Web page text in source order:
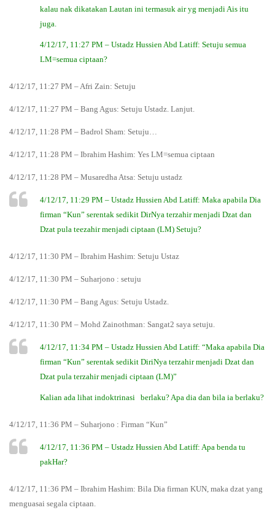
kalau nak dikatakan Lautan ini termasuk air yg menjadi Ais itu
juga.
4/12/17, 11:27 PM – Ustadz Hussien Abd Latiff: Setuju semua
LM=semua ciptaan?
4/12/17, 11:27 PM – Afri Zain: Setuju
4/12/17, 11:27 PM – Bang Agus: Setuju Ustadz. Lanjut.
4/12/17, 11:28 PM – Badrol Sham: Setuju…
4/12/17, 11:28 PM – Ibrahim Hashim: Yes LM=semua ciptaan
4/12/17, 11:28 PM – Musaredha Atsa: Setuju ustadz
4/12/17, 11:29 PM – Ustadz Hussien Abd Latiff: Maka apabila Dia
firman “Kun” serentak sedikit DirNya terzahir menjadi Dzat dan
Dzat pula teezahir menjadi ciptaan (LM) Setuju?
4/12/17, 11:30 PM – Ibrahim Hashim: Setuju Ustaz
4/12/17, 11:30 PM – Suharjono : setuju
4/12/17, 11:30 PM – Bang Agus: Setuju Ustadz.
4/12/17, 11:30 PM – Mohd Zainothman: Sangat2 saya setuju.
4/12/17, 11:34 PM – Ustadz Hussien Abd Latiff: “Maka apabila Dia
firman “Kun” serentak sedikit DiriNya terzahir menjadi Dzat dan
Dzat pula terzahir menjadi ciptaan (LM)”
Kalian ada lihat indoktrinasi berlaku? Apa dia dan bila ia berlaku?
4/12/17, 11:36 PM – Suharjono : Firman “Kun”
4/12/17, 11:36 PM – Ustadz Hussien Abd Latiff: Apa benda tu
pakHar?
4/12/17, 11:36 PM – Ibrahim Hashim: Bila Dia firman KUN, maka dzat yang
menguasai segala ciptaan.